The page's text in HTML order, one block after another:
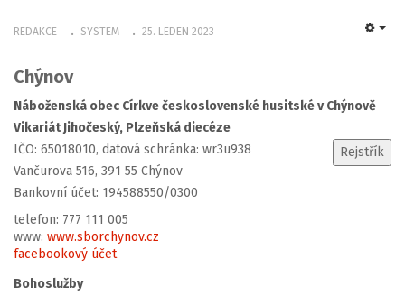
REDAKCE SYSTEM 25. LEDEN 2023
Chýnov
Náboženská obec Církve československé husitské v Chýnově
Vikariát Jihočeský, Plzeňská diecéze
IČO: 65018010, datová schránka: wr3u938
Vančurova 516, 391 55 Chýnov
Bankovní účet: 194588550/0300
telefon: 777 111 005
www: www.sborchynov.cz
facebookový účet
Bohoslužby